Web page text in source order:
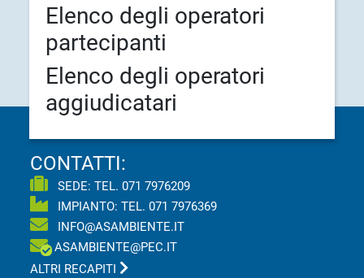
Elenco degli operatori
partecipanti
Elenco degli operatori
aggiudicatari
CONTATTI:
SEDE: TEL.071 7976209
IMPIANTO: TEL.071 7976369
INFO@ASAMBIENTE.IT
ASAMBIENTE@PEC.IT
ALTRI RECAPITI